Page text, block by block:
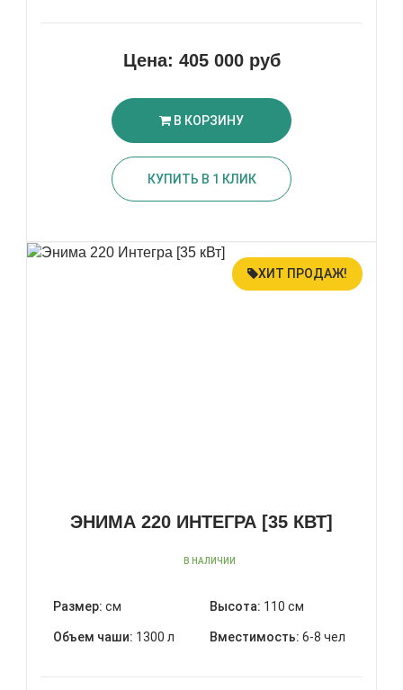
Цена: 405 000 руб
В КОРЗИНУ
КУПИТЬ В 1 КЛИК
ХИТ ПРОДАЖ!
ЭНИМА 220 ИНТЕГРА [35 КВТ]
В НАЛИЧИИ
Размер: см Высота: 110 см
Объем чаши: 1300 л Вместимость: 6-8 чел